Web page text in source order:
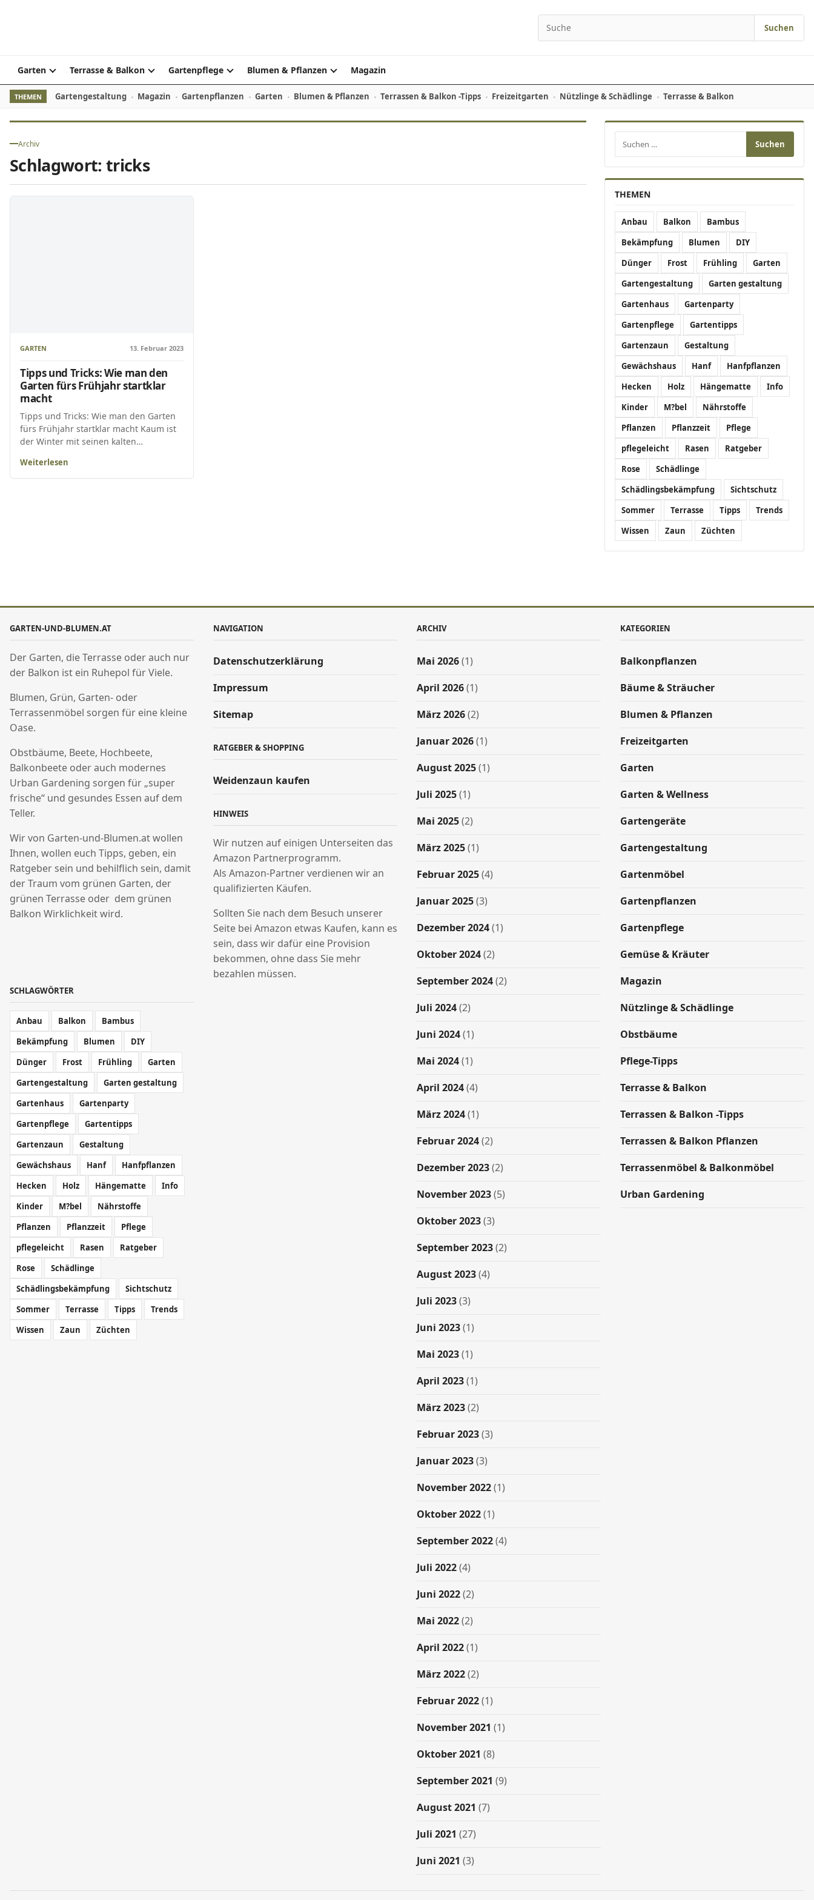
Search for: Suchen
Garten Terrasse & Balkon Gartenpflege Blumen & Pflanzen Magazin
THEMEN Gartengestaltung Magazin Gartenpflanzen Garten Blumen & Pflanzen Terrassen & Balkon -Tipps Freizeitgarten Nützlinge & Schädlinge Terrasse & Balkon
Archiv
Schlagwort: tricks
GARTEN 13. Februar 2023
Tipps und Tricks: Wie man den
Garten fürs Frühjahr startklar
macht
Tipps und Tricks: Wie man den Garten
fürs Frühjahr startklar macht Kaum ist
der Winter mit seinen kalten…
Weiterlesen
Suchen nach:
THEMEN
Anbau Balkon
Bambus
Bekämpfung
Blumen
DIY
Dünger
Frost Frühling
Garten
Gartengestaltung
Garten gestaltung
Gartenhaus
Gartenparty
Gartenpflege
Gartentipps
Gartenzaun
Gestaltung
Gewächshaus
Hanf
Hanfpflanzen
Hecken
Holz Hängematte
Info
Kinder
M?bel
Nährstoffe
Pflanzen
Pflanzzeit
Pflege
pflegeleicht
Rasen
Ratgeber
Rose
Schädlinge
Schädlingsbekämpfung
Sichtschutz
Sommer
Terrasse Tipps
Trends
Wissen
Zaun Züchten
GARTEN-UND-BLUMEN.AT
Der Garten, die Terrasse oder auch nur
der Balkon ist ein Ruhepol für Viele.
Blumen, Grün, Garten- oder
Terrassenmöbel sorgen für eine kleine
Oase.
Obstbäume, Beete, Hochbeete,
Balkonbeete oder auch modernes
Urban Gardening sorgen für „super
frische“ und gesundes Essen auf dem
Teller.
Wir von Garten-und-Blumen.at wollen
Ihnen, wollen euch Tipps, geben, ein
Ratgeber sein und behilflich sein, damit
der Traum vom grünen Garten, der
grünen Terrasse oder dem grünen
Balkon Wirklichkeit wird.
SCHLAGWÖRTER
Anbau Balkon
Bambus
Bekämpfung
Blumen
DIY
Dünger
Frost Frühling
Garten
Gartengestaltung
Garten gestaltung
Gartenhaus
Gartenparty
Gartenpflege
Gartentipps
Gartenzaun
Gestaltung
Gewächshaus
Hanf
Hanfpflanzen
Hecken
Holz Hängematte
Info
Kinder
M?bel
Nährstoffe
Pflanzen
Pflanzzeit
Pflege
pflegeleicht
Rasen
Ratgeber
Rose
Schädlinge
Schädlingsbekämpfung
Sichtschutz
Sommer
Terrasse Tipps
Trends
Wissen
Zaun Züchten
NAVIGATION
Datenschutzerklärung
Impressum
Sitemap
RATGEBER & SHOPPING
Weidenzaun kaufen
HINWEIS
Wir nutzen auf einigen Unterseiten das
Amazon Partnerprogramm.
Als Amazon-Partner verdienen wir an
qualifizierten Käufen.
Sollten Sie nach dem Besuch unserer
Seite bei Amazon etwas Kaufen, kann es
sein, dass wir dafür eine Provision
bekommen, ohne dass Sie mehr
bezahlen müssen.
ARCHIV
Mai 2026(1)
April 2026(1)
März 2026(2)
Januar 2026(1)
August 2025(1)
Juli 2025(1)
Mai 2025(2)
März 2025(1)
Februar 2025(4)
Januar 2025(3)
Dezember 2024(1)
Oktober 2024(2)
September 2024(2)
Juli 2024(2)
Juni 2024(1)
Mai 2024(1)
April 2024(4)
März 2024(1)
Februar 2024(2)
Dezember 2023(2)
November 2023(5)
Oktober 2023(3)
September 2023(2)
August 2023(4)
Juli 2023(3)
Juni 2023(1)
Mai 2023(1)
April 2023(1)
März 2023(2)
Februar 2023(3)
Januar 2023(3)
November 2022(1)
Oktober 2022(1)
September 2022(4)
Juli 2022(4)
Juni 2022(2)
Mai 2022(2)
April 2022(1)
März 2022(2)
Februar 2022(1)
November 2021 (1)
Oktober 2021 (8)
September 2021 (9)
August 2021 (7)
Juli 2021 (27)
Juni 2021 (3)
KATEGORIEN
Balkonpflanzen
Bäume & Sträucher
Blumen & Pflanzen
Freizeitgarten
Garten
Garten & Wellness
Gartengeräte
Gartengestaltung
Gartenmöbel
Gartenpflanzen
Gartenpflege
Gemüse & Kräuter
Magazin
Nützlinge & Schädlinge
Obstbäume
Pflege-Tipps
Terrasse & Balkon
Terrassen & Balkon -Tipps
Terrassen & Balkon Pflanzen
Terrassenmöbel & Balkonmöbel
Urban Gardening